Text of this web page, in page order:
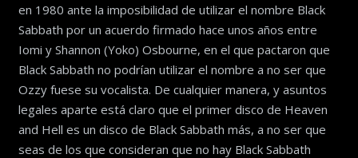
en 1980 ante la imposibilidad de utilizar el nombre Black
Sabbath por un acuerdo firmado hace unos años entre
Iomi y Shannon (Yoko) Osbourne, en el que pactaron que
Black Sabbath no podrían utilizar el nombre a no ser que
Ozzy fuese su vocalista. De cualquier manera, y asuntos
legales aparte está claro que el primer disco de Heaven
and Hell es un disco de Black Sabbath más, a no ser que
seas de los que consideran que no hay Black Sabbath